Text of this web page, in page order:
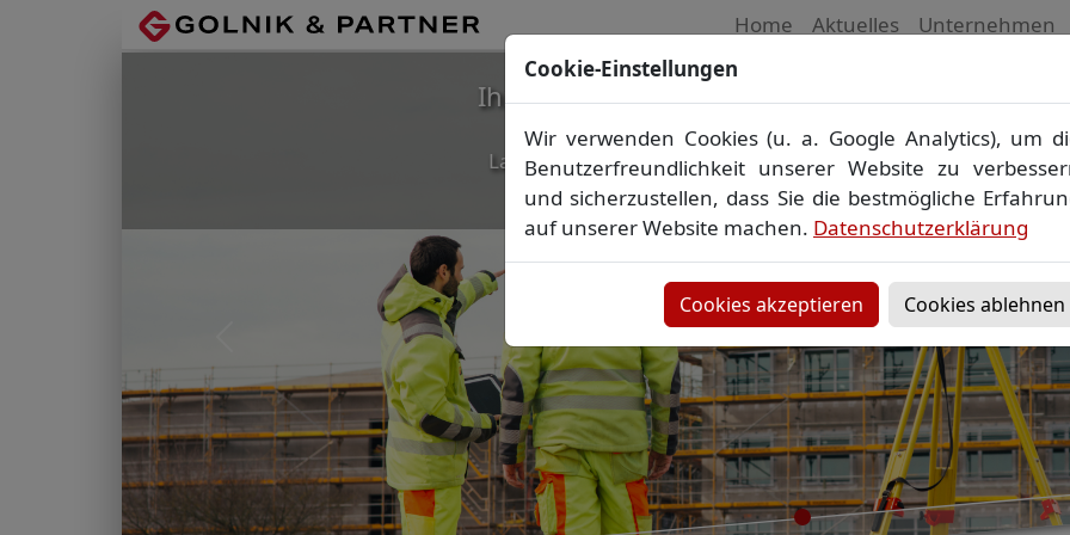
Home Aktuelles Unternehmen
Ihr Vermessungsbüro in Mecklenburg-
Wir vermessen Ihr Grundstück
Lageplan▪Absteckung▪Bauvermessung▪
Grenzfeststellung
▪Amtliche Auskünfte und Auszüge
Cookie-Einstellungen
Wir verwenden Cookies (u. a. Google Analytics), um
Benutzerfreundlichkeit unserer Website zu
und sicherzustellen, dass Sie die bestmögliche
auf unserer Website machen. Datenschutzerklärung
Cookies akzeptieren Cookies ablehnen